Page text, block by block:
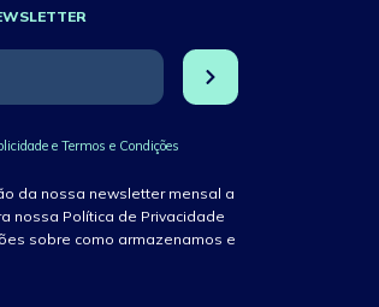
e Termos e Condições
da nossa newsletter mensal a
nossa Política de Privacidade
sobre como armazenamos e